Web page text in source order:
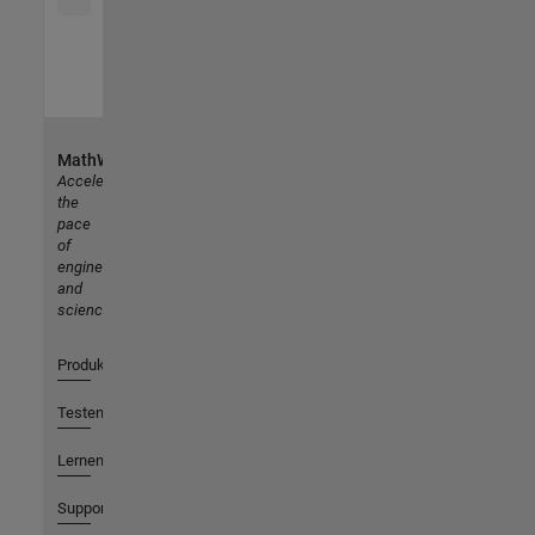
MathWorks
Accelerating
the
pace
of
engineering
and
science
Produkte
Testen oder Kaufen
Lernen
Support